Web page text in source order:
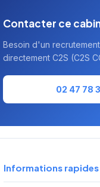
Contacter ce
Besoin d'un
directement C2S (C2S
02 47 78
Informations rapides